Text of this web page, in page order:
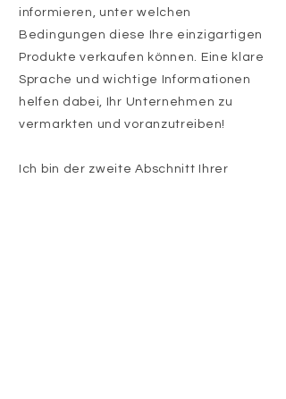
informieren, unter welchen
Bedingungen diese Ihre einzigartigen
Produkte verkaufen können. Eine klare
Sprache und wichtige Informationen
helfen dabei, Ihr Unternehmen zu
vermarkten und voranzutreiben!
Ich bin der zweite Abschnitt Ihrer